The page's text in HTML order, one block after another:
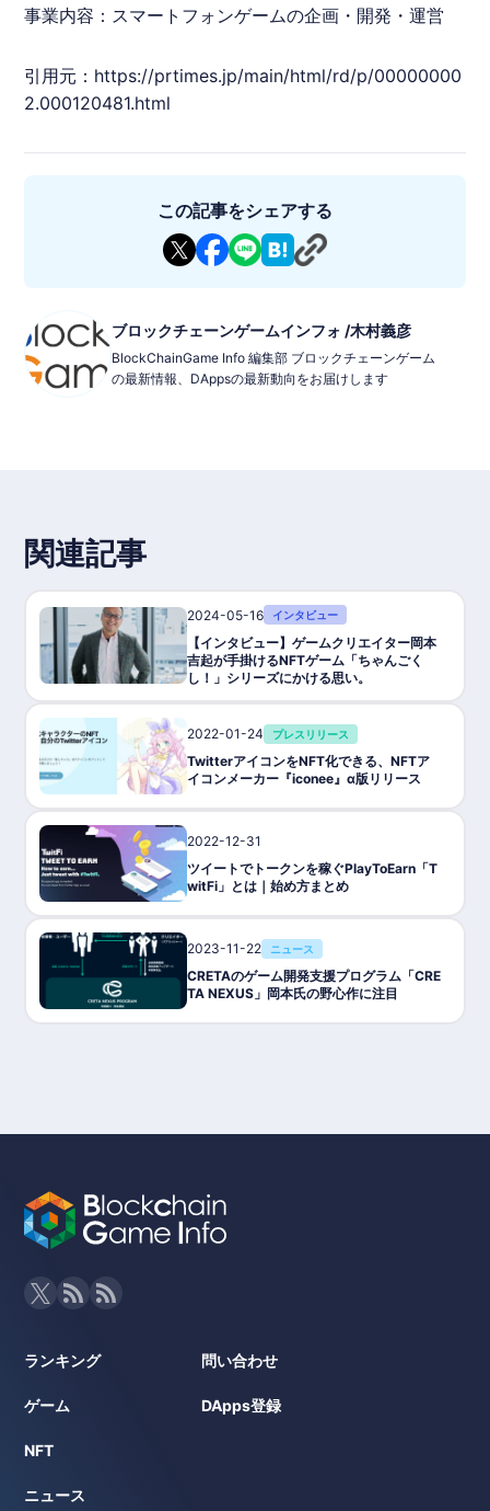
事業内容：スマートフォンゲームの企画・開発・運営
引用元： https://prtimes.jp/main/html/rd/p/00000000
2.000120481.html
この記事をシェアする
ブロックチェーンゲームインフォ /木村義彦
BlockChainGame Info 編集部 ブロックチェーンゲーム
の最新情報、DAppsの最新動向をお届けします
関連記事
2024-05-16 インタビュー
【インタビュー】ゲームクリエイター岡本
吉起が手掛けるNFTゲーム「ちゃんごく
し！」シリーズにかける思い。
2022-01-24 プレスリリース
TwitterアイコンをNFT化できる、NFTア
イコンメーカー『iconee』α版リリース
2022-12-31
ツイートでトークンを稼ぐPlayToEarn「T
witFi」とは｜始め方まとめ
2023-11-22 ニュース
CRETAのゲーム開発支援プログラム「CRE
TA NEXUS」岡本氏の野心作に注目
ランキング
ゲーム
NFT
ニュース
問い合わせ
DApps登録